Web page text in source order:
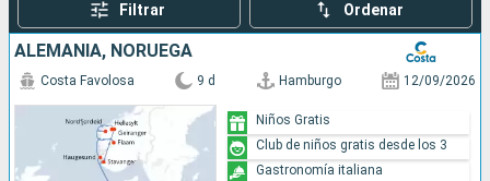
Filtrar Ordenar
ALEMANIA, NORUEGA
Costa Favolosa 9 d Hamburgo 12/09/2026
Niños Gratis
Club de niños gratis desde los 3
Gastronomía italiana